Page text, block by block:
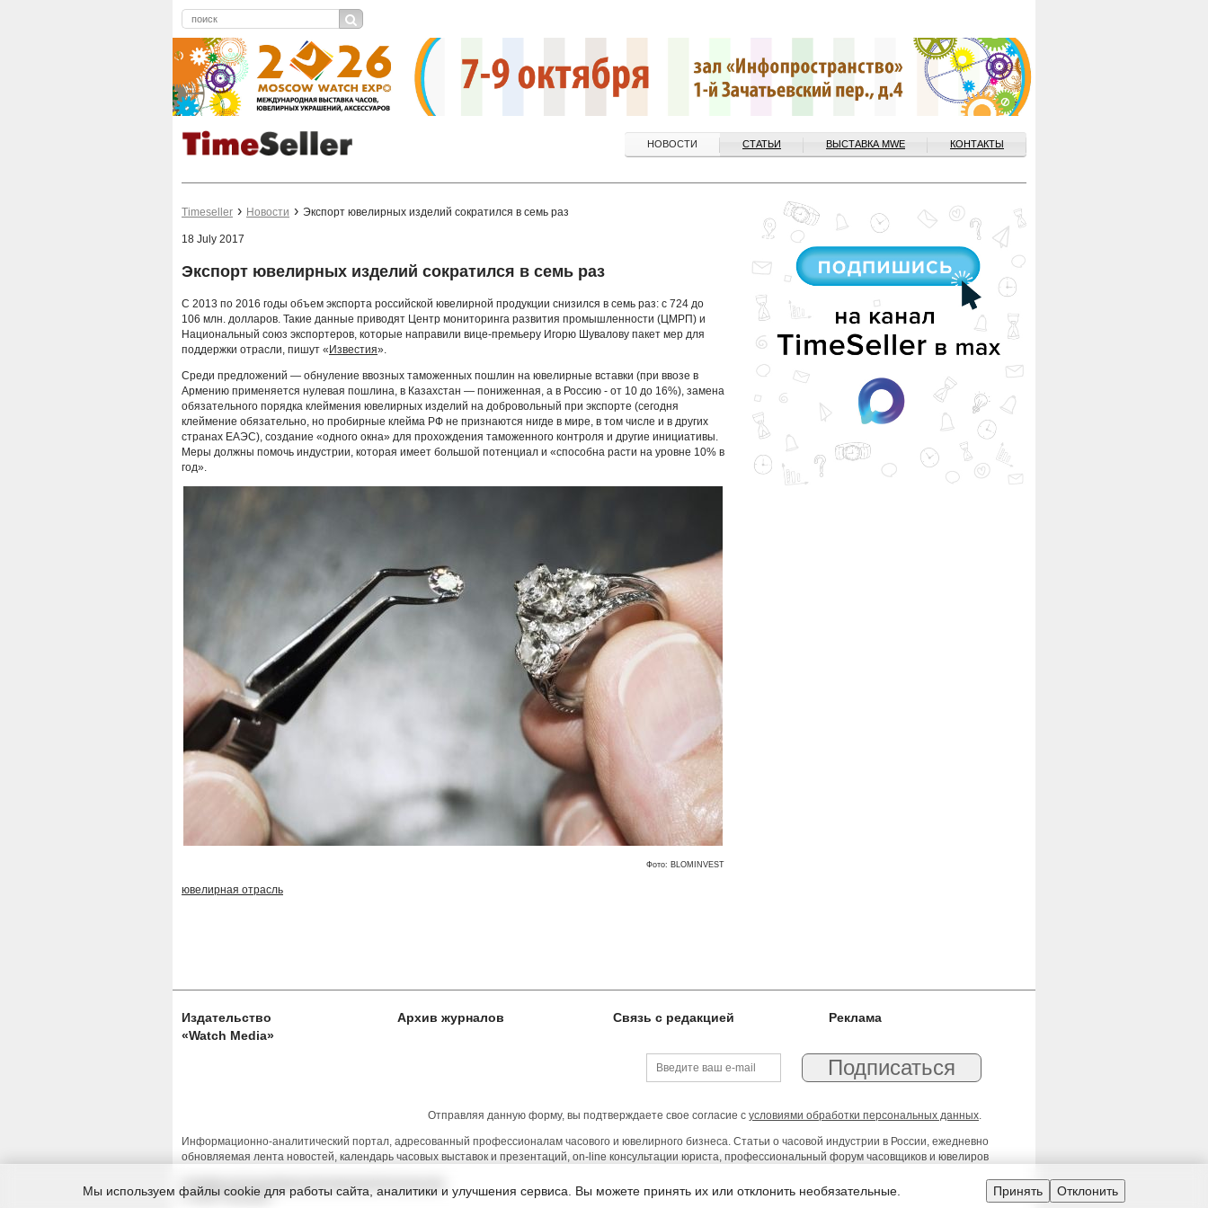
НОВОСТИ СТАТЬИ ВЫСТАВКА MWE КОНТАКТЫ
Timeseller Новости Экспорт ювелирных изделий сократился в семь раз
18 July 2017
Экспорт ювелирных изделий сократился в семь раз
С 2013 по 2016 годы объем экспорта российской ювелирной продукции снизился в семь раз: с 724 до
106 млн. долларов. Такие данные приводят Центр мониторинга развития промышленности (ЦМРП) и
Национальный союз экспортеров, которые направили вице-премьеру Игорю Шувалову пакет мер для
поддержки отрасли, пишут « Известия».
Среди предложений — обнуление ввозных таможенных пошлин на ювелирные вставки (при ввозе в
Армению применяется нулевая пошлина, в Казахстан — пониженная, а в Россию - от 10 до 16%), замена
обязательного порядка клеймения ювелирных изделий на добровольный при экспорте (сегодня
клеймение обязательно, но пробирные клейма РФ не признаются нигде в мире, в том числе и в других
странах ЕАЭС), создание «одного окна» для прохождения таможенного контроля и другие инициативы.
Меры должны помочь индустрии, которая имеет большой потенциал и «способна расти на уровне 10% в
год».
Фото: BLOMINVEST
ювелирная отрасль
Издательство
«Watch Media»
Архив журналов Связь с редакцией Реклама
Отправляя данную форму, вы подтверждаете свое согласие с условиями обработки персональных данных.
Информационно-аналитический портал, адресованный профессионалам часового и ювелирного бизнеса. Статьи о часовой индустрии в России, ежедневно
обновляемая лента новостей, календарь часовых выставок и презентаций, on-line консультации юриста, профессиональный форум часовщиков и ювелиров
© 2026 Timeseller
Мы используем файлы cookie для работы сайта, аналитики и улучшения сервиса. Вы можете принять их или отклонить необязательные. Принять Отклонить